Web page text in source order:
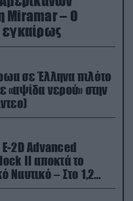
Miramar – Ο
εγκαίρως
σε Έλληνα πιλότο
«αψίδα νερού» στην
2D Advanced
II αποκτά το
Ναυτικό – Στο 1,2
το κόστος